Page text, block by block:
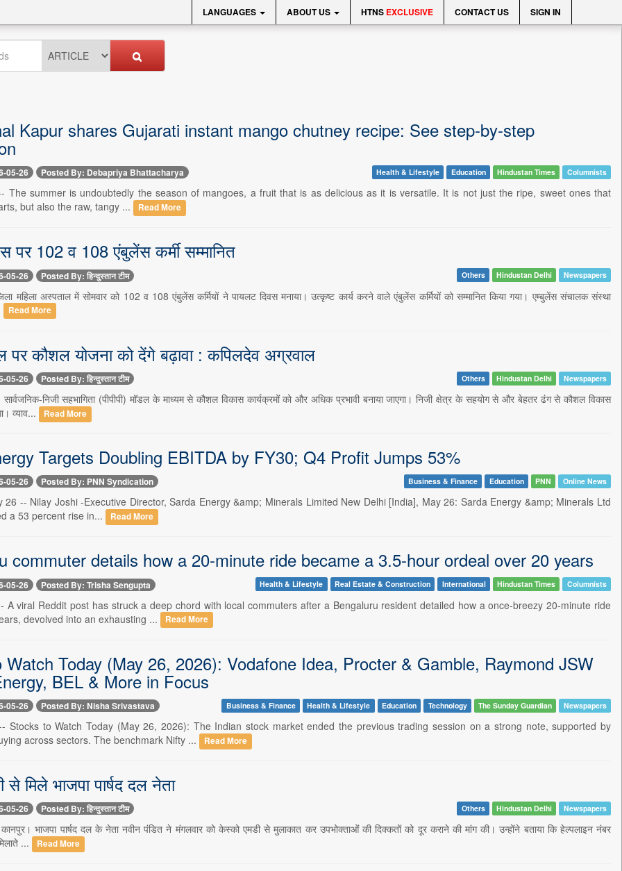
LANGUAGES ABOUT US HTNS EXCLUSIVE CONTACT US SIGN IN
Kapur shares Gujarati instant mango chutney recipe: See step-by-step
05-26 Posted By: Debapriya Bhattacharya Health & Lifestyle Education Hindustan Times Columnists
The summer is undoubtedly the season of mangoes, a fruit that is as delicious as it is versatile. It is not just the ripe, sweet ones that
but also the raw, tangy ...
Read More
पर 102 व 108 एंबुलेंस कर्मी सम्मानित
05-26 Posted By: हिन्दुस्तान टीम Others Hindustan Delhi Newspapers
महिला अस्पताल में सोमवार को 102 व 108 एंबुलेंस कर्मियों ने पायलट दिवस मनाया। उत्कृष्ट कार्य करने वाले एंबुलेंस कर्मियों को सम्मानित किया गया। एम्बुलेंस संचालक संस्था
Read More
पर कौशल योजना को देंगे बढ़ावा : कपिलदेव अग्रवाल
05-26 Posted By: हिन्दुस्तान टीम Others Hindustan Delhi Newspapers
निजी सहभागिता (पीपीपी) मॉडल के माध्यम से कौशल विकास कार्यक्रमों को और अधिक प्रभावी बनाया जाएगा। निजी क्षेत्र के सहयोग से और बेहतर ढंग से कौशल विकास
व्याव...
Read More
Targets Doubling EBITDA by FY30; Q4 Profit Jumps 53%
05-26 Posted By: PNN Syndication Business & Finance Education PNN Online News
26 -- Nilay Joshi -Executive Director, Sarda Energy &amp; Minerals Limited New Delhi [India], May 26: Sarda Energy &amp; Minerals Ltd
a 53 percent rise in...
Read More
commuter details how a 20-minute ride became a 3.5-hour ordeal over 20 years
05-26 Posted By: Trisha Sengupta Health & Lifestyle Real Estate & Construction International Hindustan Times Columnists
A viral Reddit post has struck a deep chord with local commuters after a Bengaluru resident detailed how a once-breezy 20-minute ride
devolved into an exhausting ...
Read More
Watch Today (May 26, 2026): Vodafone Idea, Procter & Gamble, Raymond JSW
BEL & More in Focus
05-26 Posted By: Nisha Srivastava Business & Finance Health & Lifestyle Education Technology The Sunday Guardian Newspapers
Stocks to Watch Today (May 26, 2026): The Indian stock market ended the previous trading session on a strong note, supported by
across sectors. The benchmark Nifty ...
Read More
मिले भाजपा पार्षद दल नेता
05-26 Posted By: हिन्दुस्तान टीम Others Hindustan Delhi Newspapers
भाजपा पार्षद दल के नेता नवीन पंडित ने मंगलवार को केस्को एमडी से मुलाकात कर उपभोक्ताओं की दिक्कतों को दूर कराने की मांग की। उन्होंने बताया कि हेल्पलाइन नंबर
...
Read More